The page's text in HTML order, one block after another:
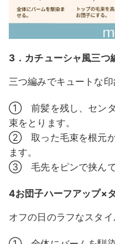
3．カチューシャ風三つ
三つ編みでキュートな
① 前髪を残し、センタ
束をとります。
② 取った毛束を根元か
ます。
③ 毛先をピンで挟んで
4お団子ハーフアップ×
オフの日のラフなスタ